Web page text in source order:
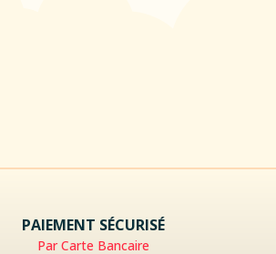
PAIEMENT SÉCURISÉ
Par Carte Bancaire